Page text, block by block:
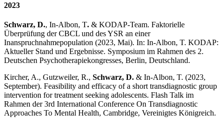
2023
Schwarz, D., In-Albon, T. & KODAP-Team. Faktorielle
Überprüfung der CBCL und des YSR an einer
Inanspruchnahmepopulation (2023, Mai). In: In-Albon, T. KODAP:
Aktueller Stand und Ergebnisse. Symposium im Rahmen des 2.
Deutschen Psychotherapiekongresses, Berlin, Deutschland.
Kircher, A., Gutzweiler, R., Schwarz, D. & In-Albon, T. (2023,
September). Feasibility and efficacy of a short transdiagnostic group
intervention for treatment seeking adolescents. Flash Talk im
Rahmen der 3rd International Conference On Transdiagnostic
Approaches To Mental Health, Cambridge, Vereinigtes Königreich.